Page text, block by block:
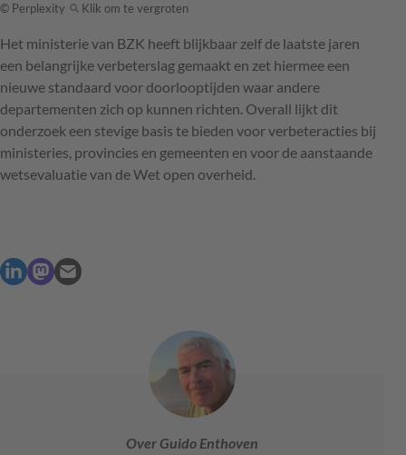
© Perplexity
Klik om te vergroten
Het ministerie van BZK heeft blijkbaar zelf de laatste jaren
een belangrijke verbeterslag gemaakt en zet hiermee een
nieuwe standaard voor doorlooptijden waar andere
departementen zich op kunnen richten. Overall lijkt dit
onderzoek een stevige basis te bieden voor verbeteracties bij
ministeries, provincies en gemeenten en voor de aanstaande
wetsevaluatie van de Wet open overheid.
Over Guido Enthoven